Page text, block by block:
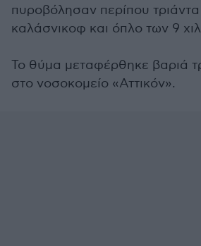
πυροβόλησαν περίπου
καλάσνικοφ και όπλο των 9
Το θύμα μεταφέρθηκε βαριά
στο νοσοκομείο «Αττικόν».